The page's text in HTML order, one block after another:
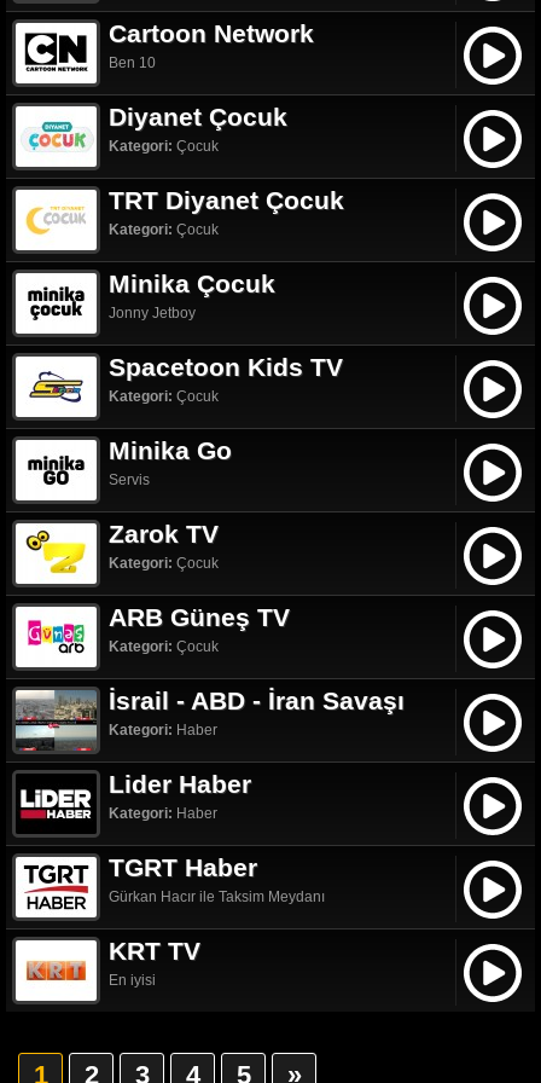
Cartoon Network
Ben 10
Diyanet Çocuk
Kategori: Çocuk
TRT Diyanet Çocuk
Kategori: Çocuk
Minika Çocuk
Jonny Jetboy
Spacetoon Kids TV
Kategori: Çocuk
Minika Go
Servis
Zarok TV
Kategori: Çocuk
ARB Güneş TV
Kategori: Çocuk
İsrail - ABD - İran Savaşı
Kategori: Haber
Lider Haber
Kategori: Haber
TGRT Haber
Gürkan Hacır ile Taksim Meydanı
KRT TV
En iyisi
1 2 3 4 5 »